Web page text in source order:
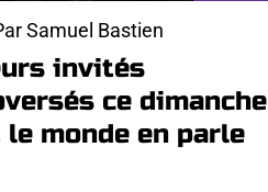
Samuel Bastien
invités
ce dimanche
le monde en parle